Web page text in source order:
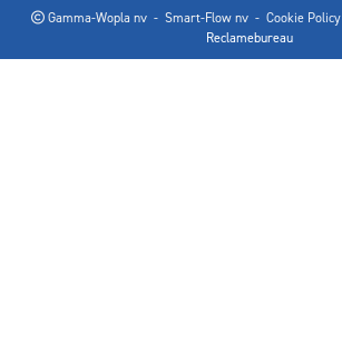
Gamma-Wopla nv - Smart-Flow nv - Cookie Policy
Reclamebureau